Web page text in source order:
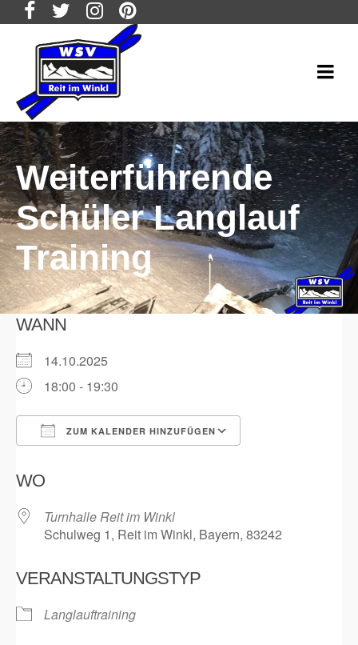
Weiterführende
Schüler Langlauf
Training
WANN
14.10.2025
18:00 - 19:30
ZUM KALENDER HINZUFÜGEN
WO
Turnhalle Reit im Winkl
Schulweg 1, Reit im Winkl, Bayern, 83242
VERANSTALTUNGSTYP
Langlauftraining